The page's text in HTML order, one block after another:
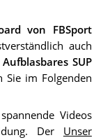
von FBSport
auch
SUP
Sie im Folgenden
Videos
Der Unser